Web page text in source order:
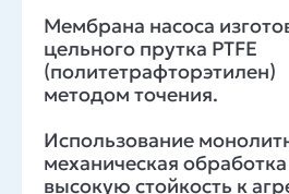
Мембрана насоса
цельного прутка PTFE
(политетрафторэтилен)
методом точения.
Использование
механическая
высокую стойкость к